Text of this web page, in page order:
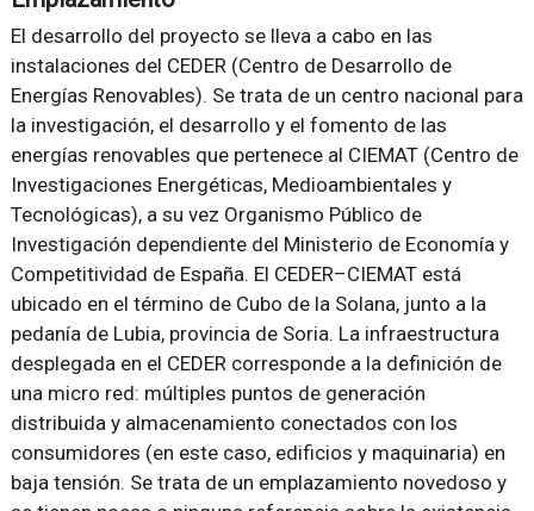
El desarrollo del proyecto se lleva a cabo en las
instalaciones del CEDER (Centro de Desarrollo de
Energías Renovables). Se trata de un centro nacional para
la investigación, el desarrollo y el fomento de las
energías renovables que pertenece al CIEMAT (Centro de
Investigaciones Energéticas, Medioambientales y
Tecnológicas), a su vez Organismo Público de
Investigación dependiente del Ministerio de Economía y
Competitividad de España. El CEDER–CIEMAT está
ubicado en el término de Cubo de la Solana, junto a la
pedanía de Lubia, provincia de Soria. La infraestructura
desplegada en el CEDER corresponde a la definición de
una micro red: múltiples puntos de generación
distribuida y almacenamiento conectados con los
consumidores (en este caso, edificios y maquinaria) en
baja tensión. Se trata de un emplazamiento novedoso y